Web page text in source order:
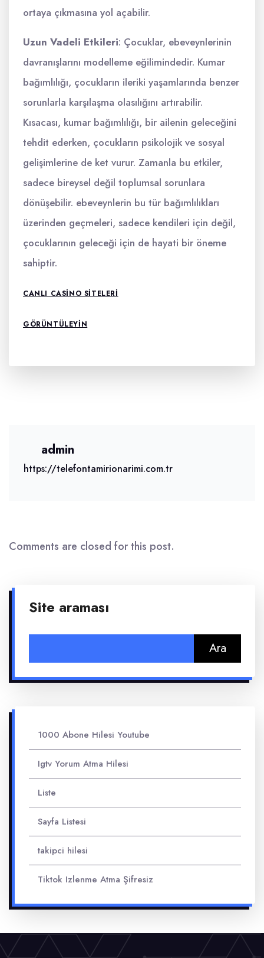
ortaya çıkmasına yol açabilir.
Uzun Vadeli Etkileri: Çocuklar, ebeveynlerinin
davranışlarını modelleme eğilimindedir. Kumar
bağımlılığı, çocukların ileriki yaşamlarında benzer
sorunlarla karşılaşma olasılığını artırabilir.
Kısacası, kumar bağımlılığı, bir ailenin geleceğini
tehdit ederken, çocukların psikolojik ve sosyal
gelişimlerine de ket vurur. Zamanla bu etkiler,
sadece bireysel değil toplumsal sorunlara
dönüşebilir. ebeveynlerin bu tür bağımlılıkları
üzerinden geçmeleri, sadece kendileri için değil,
çocuklarının geleceği için de hayati bir öneme
sahiptir.
CANLI CASINO SITELERI
GÖRÜNTÜLEYIN
admin
https://telefontamirionarimi.com.tr
Comments are closed for this post.
Site araması
1000 Abone Hilesi Youtube
Igtv Yorum Atma Hilesi
Liste
Sayfa Listesi
takipci hilesi
Tiktok Izlenme Atma Şifresiz